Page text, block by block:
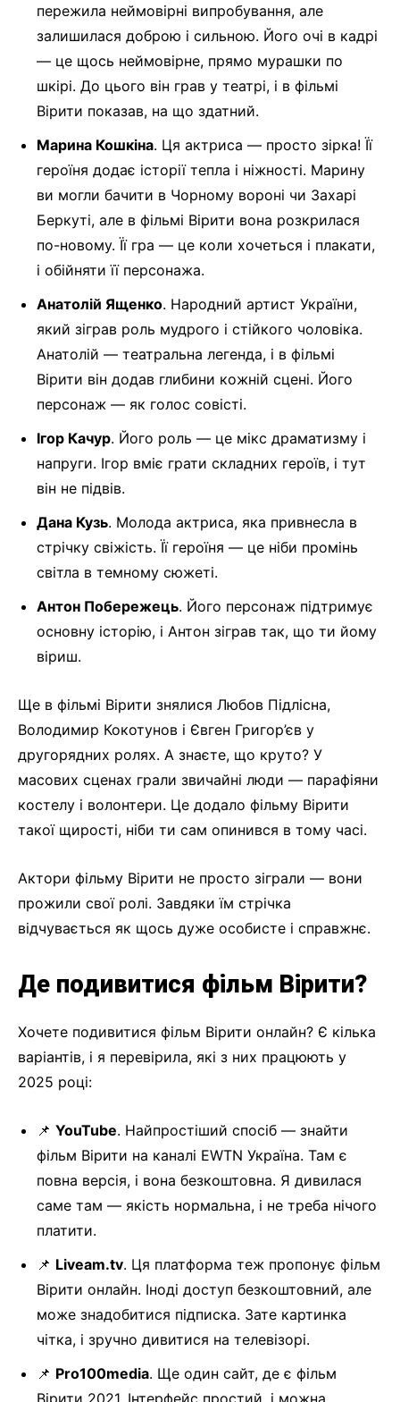
пережила неймовірні випробування, але
залишилася доброю і сильною. Його очі в кадрі
— це щось неймовірне, прямо мурашки по
шкірі. До цього він грав у театрі, і в фільмі
Вірити показав, на що здатний.
Марина Кошкіна. Ця актриса — просто зірка! Її
героїня додає історії тепла і ніжності. Марину
ви могли бачити в Чорному вороні чи Захарі
Беркуті, але в фільмі Вірити вона розкрилася
по-новому. Її гра — це коли хочеться і плакати,
і обійняти її персонажа.
Анатолій Ященко. Народний артист України,
який зіграв роль мудрого і стійкого чоловіка.
Анатолій — театральна легенда, і в фільмі
Вірити він додав глибини кожній сцені. Його
персонаж — як голос совісті.
Ігор Качур. Його роль — це мікс драматизму і
напруги. Ігор вміє грати складних героїв, і тут
він не підвів.
Дана Кузь. Молода актриса, яка привнесла в
стрічку свіжість. Її героїня — це ніби промінь
світла в темному сюжеті.
Антон Побережець. Його персонаж підтримує
основну історію, і Антон зіграв так, що ти йому
віриш.
Ще в фільмі Вірити знялися Любов Підлісна,
Володимир Кокотунов і Євген Григор’єв у
другорядних ролях. А знаєте, що круто? У
масових сценах грали звичайні люди — парафіяни
костелу і волонтери. Це додало фільму Вірити
такої щирості, ніби ти сам опинився в тому часі.
Актори фільму Вірити не просто зіграли — вони
прожили свої ролі. Завдяки їм стрічка
відчувається як щось дуже особисте і справжнє.
Де подивитися фільм Вірити?
Хочете подивитися фільм Вірити онлайн? Є кілька
варіантів, і я перевірила, які з них працюють у
2025 році:
📌 YouTube. Найпростіший спосіб — знайти
фільм Вірити на каналі EWTN Україна. Там є
повна версія, і вона безкоштовна. Я дивилася
саме там — якість нормальна, і не треба нічого
платити.
📌 Liveam.tv. Ця платформа теж пропонує фільм
Вірити онлайн. Іноді доступ безкоштовний, але
може знадобитися підписка. Зате картинка
чітка, і зручно дивитися на телевізорі.
📌 Pro100media. Ще один сайт, де є фільм
Вірити 2021. Інтерфейс простий, і можна